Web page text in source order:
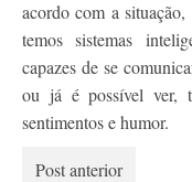
acordo com a
temos sistemas
capazes de se
ou já é possível ver,
sentimentos e humor.
Post anterior